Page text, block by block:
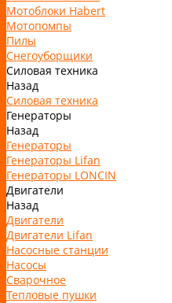
Мотоблоки Habert
Мотопомпы
Пилы
Снегоуборщики
Силовая техника
Назад
Силовая техника
Генераторы
Назад
Генераторы
Генераторы Lifan
Генераторы LONCIN
Двигатели
Назад
Двигатели
Двигатели Lifan
Насосные станции
Насосы
Сварочное
Тепловые пушки